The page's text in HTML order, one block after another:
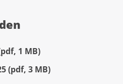
pdf, 1 MB)
(pdf, 3 MB)